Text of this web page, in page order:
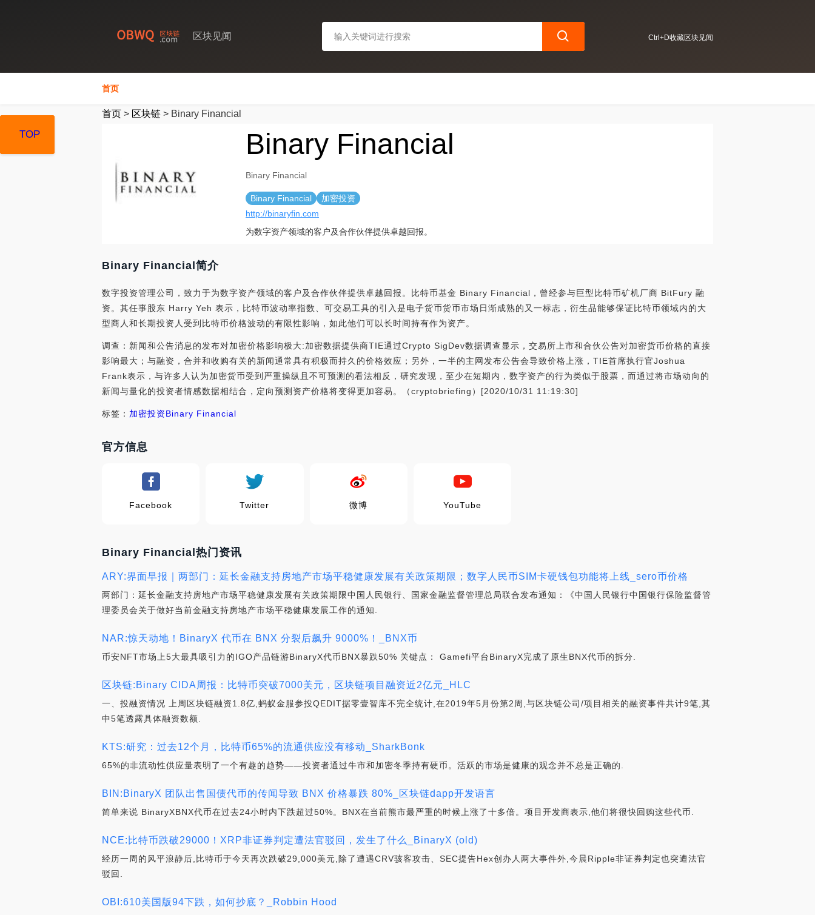
区块见闻 Ctrl+D收藏区块见闻
首页
首页 > 区块链 > Binary Financial
Binary Financial
Binary Financial
Binary Financial
加密投资
http://binaryfin.com
为数字资产领域的客户及合作伙伴提供卓越回报。
Binary Financial简介
数字投资管理公司，致力于为数字资产领域的客户及合作伙伴提供卓越回报。比特币基金 Binary Financial，曾经参与巨型比特币矿机厂商 BitFury 融
资。其任事股东 Harry Yeh 表示，比特币波动率指数、可交易工具的引入是电子货币货币市场日渐成熟的又一标志，衍生品能够保证比特币领域内的大
型商人和长期投资人受到比特币价格波动的有限性影响，如此他们可以长时间持有作为资产。
调查：新闻和公告消息的发布对加密价格影响极大:加密数据提供商TIE通过Crypto SigDev数据调查显示，交易所上市和合伙公告对加密货币价格的直接
影响最大；与融资，合并和收购有关的新闻通常具有积极而持久的价格效应；另外，一半的主网发布公告会导致价格上涨，TIE首席执行官Joshua
Frank表示，与许多人认为加密货币受到严重操纵且不可预测的看法相反，研究发现，至少在短期内，数字资产的行为类似于股票，而通过将市场动向的
新闻与量化的投资者情感数据相结合，定向预测资产价格将变得更加容易。（cryptobriefing）[2020/10/31 11:19:30]
标签： 加密投资Binary Financial
官方信息
Facebook Twitter 微博 YouTube
Binary Financial热门资讯
ARY:界面早报｜两部门：延长金融支持房地产市场平稳健康发展有关政策期限；数字人民币SIM卡硬钱包功能将上线_sero币价格
两部门：延长金融支持房地产市场平稳健康发展有关政策期限中国人民银行、国家金融监督管理总局联合发布通知：《中国人民银行中国银行保险监督管
理委员会关于做好当前金融支持房地产市场平稳健康发展工作的通知.
NAR:惊天动地！BinaryX 代币在 BNX 分裂后飙升 9000%！_BNX币
币安NFT市场上5大最具吸引力的IGO产品链游BinaryX代币BNX暴跌50% 关键点： Gamefi平台BinaryX完成了原生BNX代币的拆分.
区块链:Binary CIDA周报：比特币突破7000美元，区块链项目融资近2亿元_HLC
一、投融资情况 上周区块链融资1.8亿,蚂蚁金服参投QEDIT据零壹智库不完全统计,在2019年5月份第2周,与区块链公司/项目相关的融资事件共计9笔,其
中5笔透露具体融资数额.
KTS:研究：过去12个月，比特币65%的流通供应没有移动_SharkBonk
65%的非流动性供应量表明了一个有趣的趋势——投资者通过牛市和加密冬季持有硬币。活跃的市场是健康的观念并不总是正确的.
BIN:BinaryX 团队出售国债代币的传闻导致 BNX 价格暴跌 80%_区块链dapp开发语言
简单来说 BinaryXBNX代币在过去24小时内下跌超过50%。BNX在当前熊市最严重的时候上涨了十多倍。项目开发商表示,他们将很快回购这些代币.
NCE:比特币跌破29000！XRP非证券判定遭法官驳回，发生了什么_BinaryX (old)
经历一周的风平浪静后,比特币于今天再次跌破29,000美元,除了遭遇CRV骇客攻击、SEC提告Hex创办人两大事件外,今晨Ripple非证券判定也突遭法官
驳回.
OBI:610美国版94下跌，如何抄底？_Robbin Hood
TOP
TOP
TOP